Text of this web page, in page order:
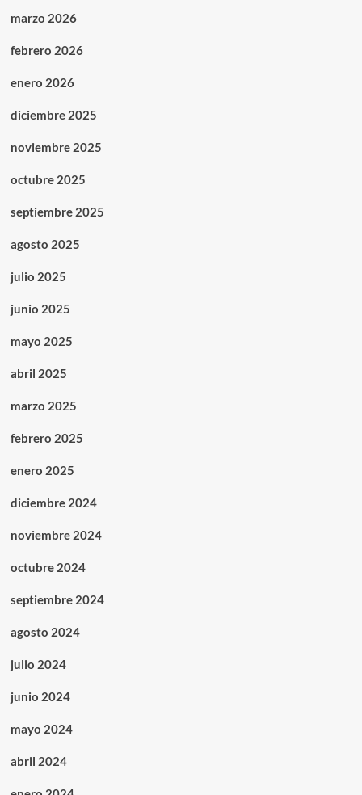
marzo 2026
febrero 2026
enero 2026
diciembre 2025
noviembre 2025
octubre 2025
septiembre 2025
agosto 2025
julio 2025
junio 2025
mayo 2025
abril 2025
marzo 2025
febrero 2025
enero 2025
diciembre 2024
noviembre 2024
octubre 2024
septiembre 2024
agosto 2024
julio 2024
junio 2024
mayo 2024
abril 2024